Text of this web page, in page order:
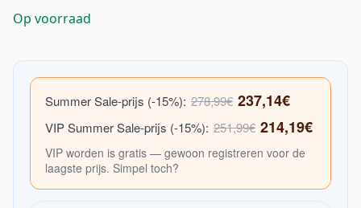
Op voorraad
Summer Sale-prijs (-15%): 278,99€ 237,14€
VIP Summer Sale-prijs (-15%): 251,99€ 214,19€
VIP worden is gratis — gewoon registreren voor de
laagste prijs. Simpel toch?